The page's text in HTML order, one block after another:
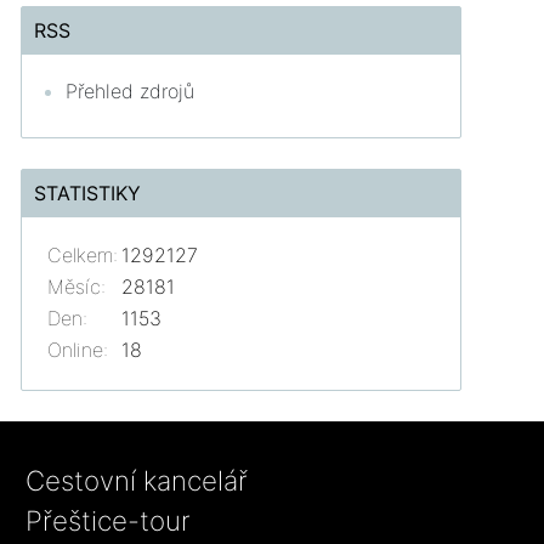
RSS
Přehled zdrojů
STATISTIKY
Online: 18
Celkem: 1292127
Měsíc:
28181
Den:
1153
Cestovní kancelář
Přeštice-tour